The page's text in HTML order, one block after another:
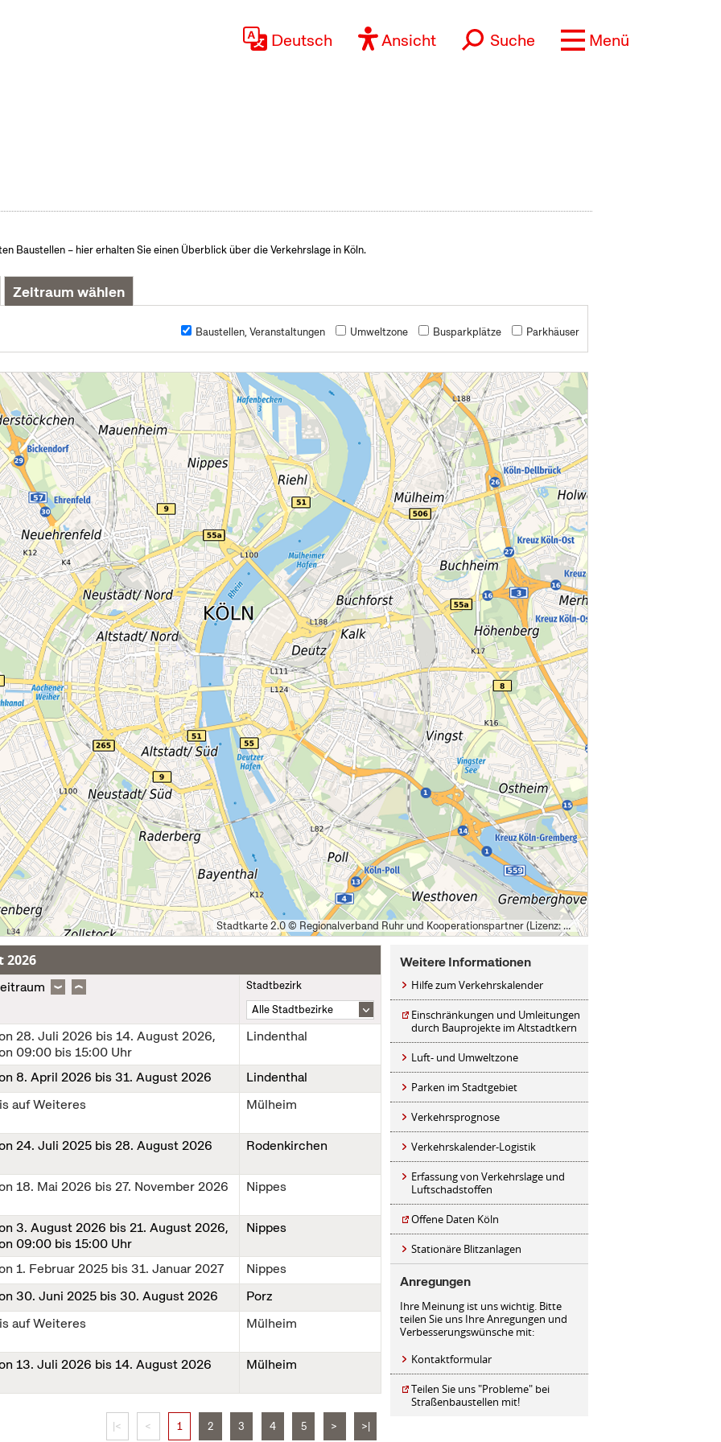
Deutsch Ansicht Suche Menü
Baustellen – hier erhalten Sie einen Überblick über die Verkehrslage in Köln.
Zeitraum wählen
Baustellen, Veranstaltungen Umweltzone Busparkplätze Parkhäuser
Stadtkarte 2.0 © Regionalverband Ruhr und Kooperationspartner (Lizenz: dl-de/by-2-0), Datengrundlagen: ALKIS, ATKIS - © Land NRW/Katasterämter (Lizenz: dl-de/zero-2-0) und OpenStreetMap (License: ODbL)
2026
Stadtbezirk
28. Juli 2026 bis14. August 2026,
09:00 bis 15:00 Uhr
Lindenthal
8. April 2026 bis31. August 2026
Lindenthal
auf Weiteres Mülheim
24. Juli 2025 bis28. August 2026 Rodenkirchen
18. Mai 2026 bis27. November 2026 Nippes
3. August 2026 bis21. August 2026,
09:00 bis 15:00 Uhr
Nippes
1. Februar 2025 bis31. Januar 2027
Nippes
30. Juni 2025 bis30. August 2026
Porz
auf Weiteres Mülheim
13. Juli 2026 bis14. August 2026 Mülheim
|< < 1 2 3 4 5 > >|
Weitere Informationen
Hilfe zum Verkehrskalender
Einschränkungen und Umleitungen
durch Bauprojekte im Altstadtkern
Luft- und Umweltzone
Parken im Stadtgebiet
Verkehrsprognose
Verkehrskalender-Logistik
Erfassung von Verkehrslage und
Luftschadstoffen
Offene Daten Köln
Stationäre Blitzanlagen
Anregungen
Ihre Meinung ist uns wichtig. Bitte
teilen Sie uns Ihre Anregungen und
Verbesserungswünsche mit:
Kontaktformular
Teilen Sie uns "Probleme" bei
Straßenbaustellen mit!